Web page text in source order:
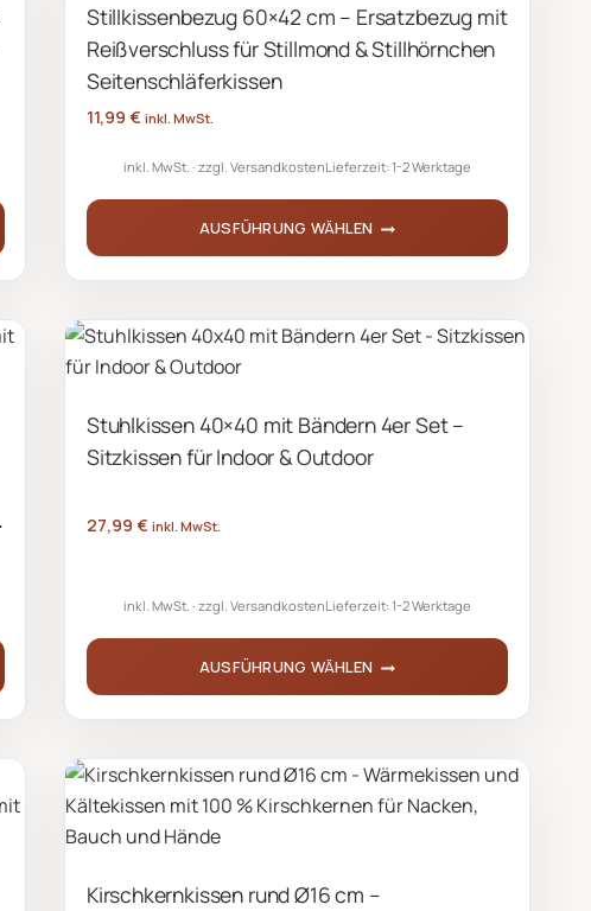
Varianten
auf.
auf
der
Produktseite
gewählt
Stillkissenbezug 60×42 cm – Ersatzbezug mit
Reißverschluss für Stillmond & Stillhörnchen
Seitenschläferkissen
11,99 € inkl. MwSt.
inkl. MwSt. zzgl.VersandkostenLieferzeit:1-2 Werktage
AUSFÜHRUNG WÄHLEN
weist
auf.
Die
Produktseite
gewählt
werden
Stuhlkissen 40×40 mit Bändern 4er Set –
Sitzkissen für Indoor & Outdoor
27,99 € inkl. MwSt.
inkl. MwSt. zzgl.VersandkostenLieferzeit:1-2 Werktage
AUSFÜHRUNG WÄHLEN
weist
mehrere
Die
Kirschkernkissen rund Ø16 cm –